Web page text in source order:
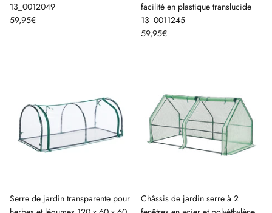
13_0012049
59,95€
facilité en plastique translucide
13_0011245
59,95€
Serre de jardin transparente pour
Châssis de jardin serre à 2